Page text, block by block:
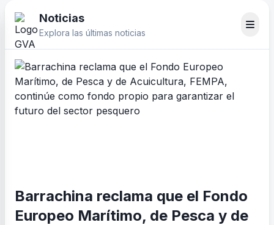
Noticias
Explora las últimas noticias
Barrachina reclama que el Fondo
Europeo Marítimo, de Pesca y de